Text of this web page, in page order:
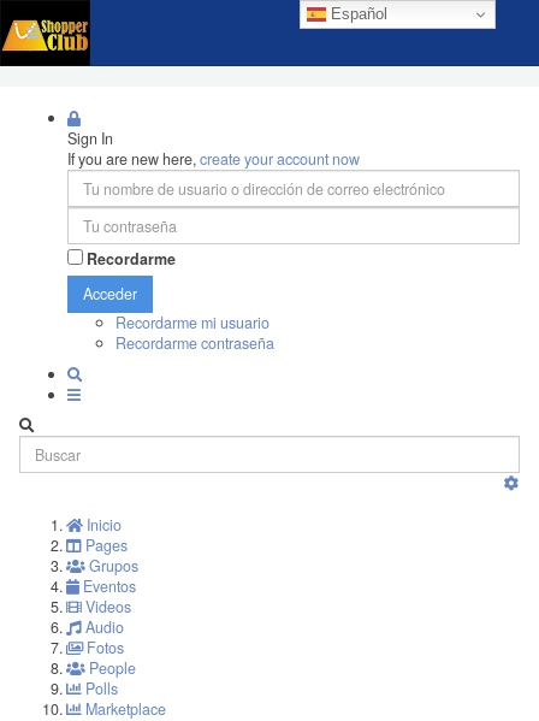
Español
Sign In
If you are new here,create your account now
Recordarme
Acceder
Recordarme mi usuario
Recordarme contraseña
Inicio
Pages
Grupos
Eventos
Videos
Audio
Fotos
People
Polls
Marketplace